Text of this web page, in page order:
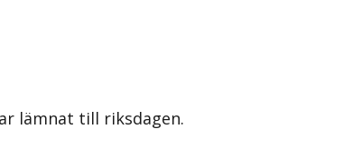
lämnat till riksdagen.